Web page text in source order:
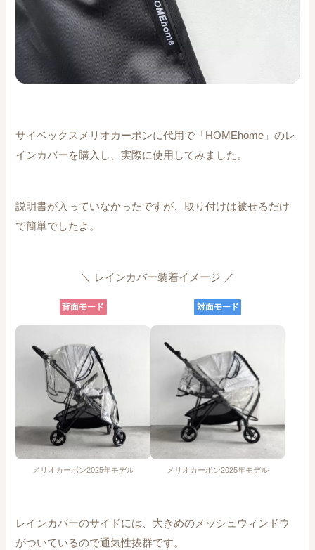
サイベックスメリオカーボンに代用で「HOMEhome」のレ
インカバーを購入し、実際に使用してみました。
説明書が入っていなかったですが、取り付けは被せるだけ
で簡単でしたよ。
＼ レインカバー装着イメージ ／
背面モード
メリオカーボン2025年モデル
対面モード
メリオカーボン2025年モデル
レインカバーのサイドには、大きめのメッシュウィンドウ
がついているので通気性抜群です。